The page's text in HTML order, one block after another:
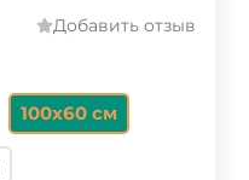
Добавить отзыв
100x60 cм